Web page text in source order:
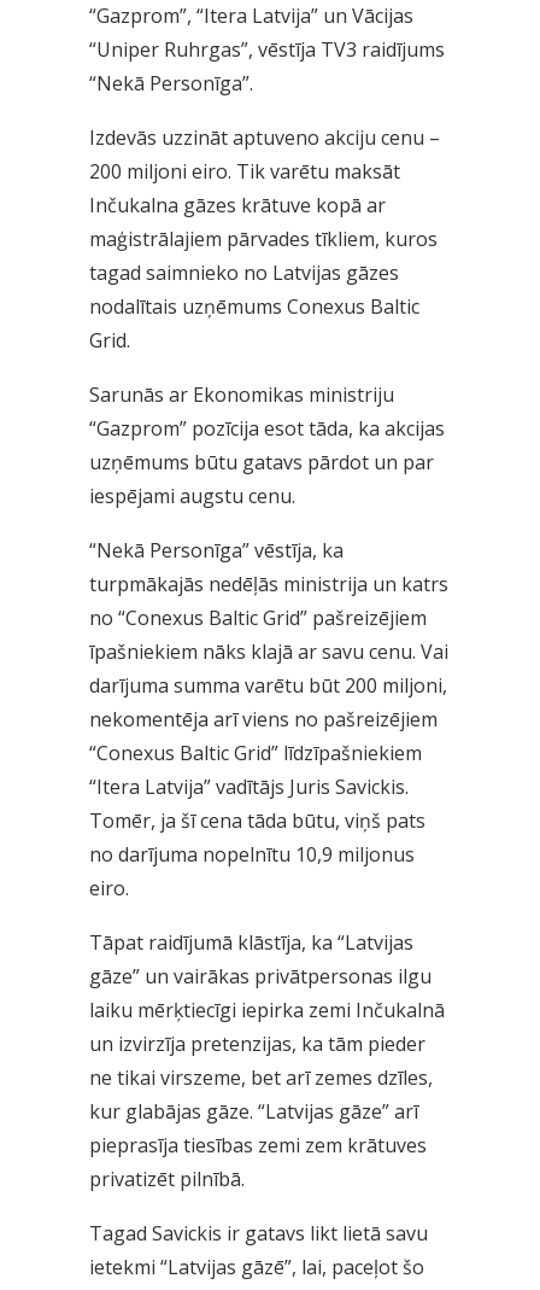
“Gazprom”, “Itera Latvija” un Vācijas
“Uniper Ruhrgas”, vēstīja TV3 raidījums
“Nekā Personīga”.
Izdevās uzzināt aptuveno akciju cenu –
200 miljoni eiro. Tik varētu maksāt
Inčukalna gāzes krātuve kopā ar
maģistrālajiem pārvades tīkliem, kuros
tagad saimnieko no Latvijas gāzes
nodalītais uzņēmums Conexus Baltic
Grid.
Sarunās ar Ekonomikas ministriju
“Gazprom” pozīcija esot tāda, ka akcijas
uzņēmums būtu gatavs pārdot un par
iespējami augstu cenu.
“Nekā Personīga” vēstīja, ka
turpmākajās nedēļās ministrija un katrs
no “Conexus Baltic Grid” pašreizējiem
īpašniekiem nāks klajā ar savu cenu. Vai
darījuma summa varētu būt 200 miljoni,
nekomentēja arī viens no pašreizējiem
“Conexus Baltic Grid” līdzīpašniekiem
“Itera Latvija” vadītājs Juris Savickis.
Tomēr, ja šī cena tāda būtu, viņš pats
no darījuma nopelnītu 10,9 miljonus
eiro.
Tāpat raidījumā klāstīja, ka “Latvijas
gāze” un vairākas privātpersonas ilgu
laiku mērķtiecīgi iepirka zemi Inčukalnā
un izvirzīja pretenzijas, ka tām pieder
ne tikai virszeme, bet arī zemes dzīles,
kur glabājas gāze. “Latvijas gāze” arī
pieprasīja tiesības zemi zem krātuves
privatizēt pilnībā.
Tagad Savickis ir gatavs likt lietā savu
ietekmi “Latvijas gāzē”, lai, paceļot šo